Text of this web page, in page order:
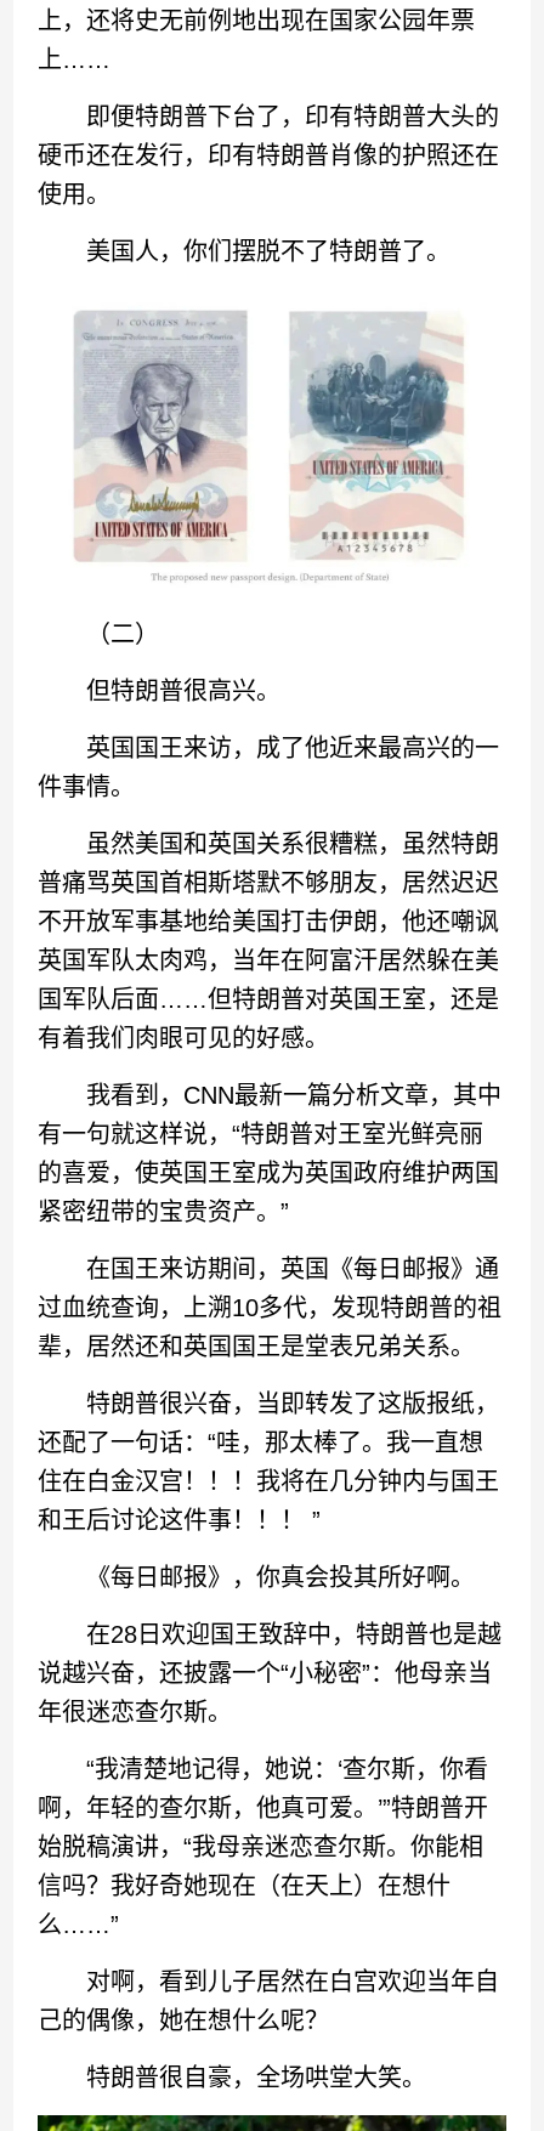
上，还将史无前例地出现在国家公园年票
上……
即便特朗普下台了，印有特朗普大头的
硬币还在发行，印有特朗普肖像的护照还在
使用。
美国人，你们摆脱不了特朗普了。
（二）
但特朗普很高兴。
英国国王来访，成了他近来最高兴的一
件事情。
虽然美国和英国关系很糟糕，虽然特朗
普痛骂英国首相斯塔默不够朋友，居然迟迟
不开放军事基地给美国打击伊朗，他还嘲讽
英国军队太肉鸡，当年在阿富汗居然躲在美
国军队后面……但特朗普对英国王室，还是
有着我们肉眼可见的好感。
我看到，CNN最新一篇分析文章，其中
有一句就这样说，“特朗普对王室光鲜亮丽
的喜爱，使英国王室成为英国政府维护两国
紧密纽带的宝贵资产。”
在国王来访期间，英国《每日邮报》通
过血统查询，上溯10多代，发现特朗普的祖
辈，居然还和英国国王是堂表兄弟关系。
特朗普很兴奋，当即转发了这版报纸，
还配了一句话：“哇，那太棒了。我一直想
住在白金汉宫！！！我将在几分钟内与国王
和王后讨论这件事！！！ ”
《每日邮报》，你真会投其所好啊。
在28日欢迎国王致辞中，特朗普也是越
说越兴奋，还披露一个“小秘密”：他母亲当
年很迷恋查尔斯。
“我清楚地记得，她说：‘查尔斯，你看
啊，年轻的查尔斯，他真可爱。’”特朗普开
始脱稿演讲，“我母亲迷恋查尔斯。你能相
信吗？我好奇她现在（在天上）在想什
么……”
对啊，看到儿子居然在白宫欢迎当年自
己的偶像，她在想什么呢？
特朗普很自豪，全场哄堂大笑。